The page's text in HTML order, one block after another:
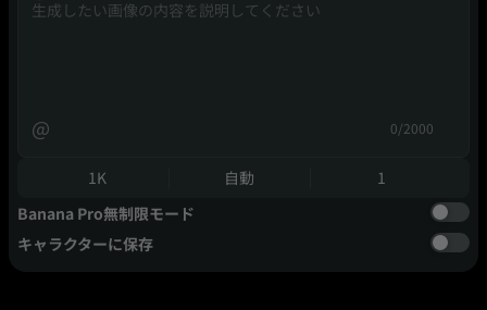
@ 0/2000
1K 自動
1
Banana Pro無制限モード
キャラクターに保存